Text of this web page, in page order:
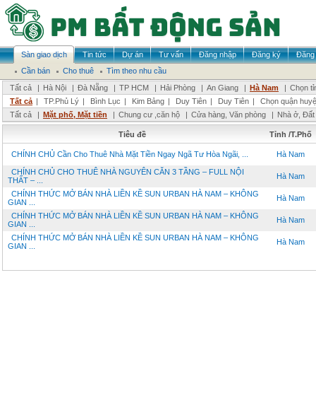
Sàn giao dịch Tin tức Dự án Tư vấn Đăng nhập Đăng ký
Đăng
Cần bán
Cho thuê
Tìm theo nhu cầu
Tất cả
| Hà Nội | Đà Nẵng | TP HCM | Hải Phòng | An Giang | Hà Nam | Chọn
Tất cả | TP.Phủ Lý | Bình Lục | Kim Bảng | Duy Tiên | Duy Tiên |
Chọn quận
Tất cả
| Mặt phố, Mặt tiền | Chung cư ,căn hộ | Cửa hàng, Văn phòng | Nhà ở,
Tiêu đề Tỉnh /T.Phố
CHÍNH CHỦ Cần Cho Thuê Nhà Mặt Tiền Ngay Ngã Tư Hòa Ngãi, ... Hà Nam
CHÍNH CHỦ CHO THUÊ NHÀ NGUYÊN CĂN 3 TẦNG – FULL NỘI
THẤT – ...
Hà Nam
CHÍNH THỨC MỞ BÁN NHÀ LIỀN KỀ SUN URBAN HÀ NAM – KHÔNG
GIAN ...
Hà Nam
CHÍNH THỨC MỞ BÁN NHÀ LIỀN KỀ SUN URBAN HÀ NAM – KHÔNG
GIAN ...
Hà Nam
CHÍNH THỨC MỞ BÁN NHÀ LIỀN KỀ SUN URBAN HÀ NAM – KHÔNG
GIAN ...
Hà Nam